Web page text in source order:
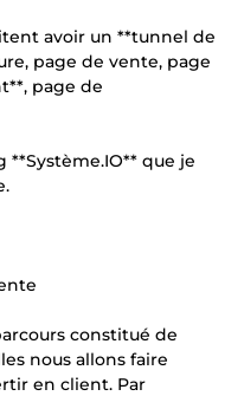
avoir un **tunnel de
page de vente, page
page de
**Système.IO** que je
constitué de
nous allons faire
en client. Par